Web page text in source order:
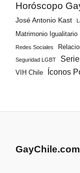
Horóscopo
José Antonio Kast
Matrimonio Igualitario
Redes Sociales
Seguridad LGBT
VIH Chile
Íconos
GayChile.com